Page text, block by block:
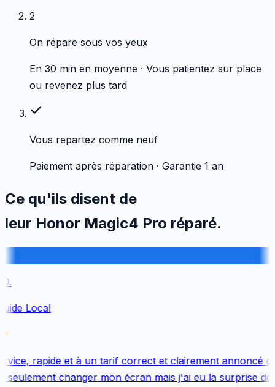
2
On répare sous vos yeux
En 30 min en moyenne · Vous patientez sur place
ou revenez plus tard
Vous repartez comme neuf
Paiement après réparation · Garantie 1 an
Ce qu'ils disent de
leur Honor Magic4 Pro réparé.
Local
rapide et à un tarif correct et clairement annoncé
changer mon écran mais j'ai eu la surprise de